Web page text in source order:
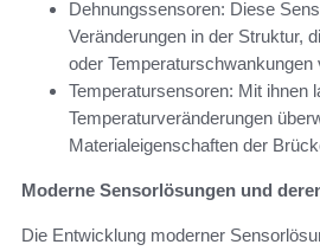
Dehnungssensoren: Diese
Veränderungen in der Struktur,
oder
Temperatursensoren: Mit ihnen
Temperaturveränderungen
Materialeigenschaften der
Moderne Sensorlösungen und
Die Entwicklung moderner